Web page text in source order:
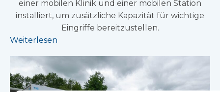
einer mobilen Klinik und einer mobilen Station
installiert, um zusätzliche Kapazität für wichtige
Eingriffe bereitzustellen.
Weiterlesen